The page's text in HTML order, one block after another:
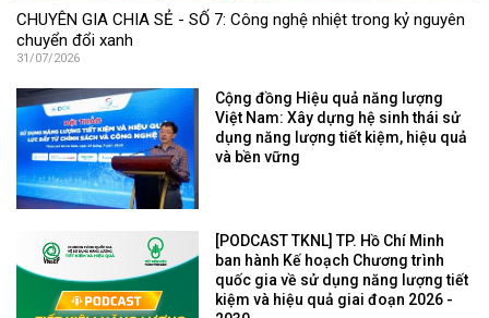
CHUYÊN GIA CHIA SẺ - SỐ 7: Công nghệ nhiệt trong kỷ nguyên
chuyển đổi xanh
31/07/2026
Cộng đồng Hiệu quả năng lượng
Việt Nam: Xây dựng hệ sinh thái sử
dụng năng lượng tiết kiệm, hiệu quả
và bền vững
[PODCAST TKNL] TP. Hồ Chí Minh
ban hành Kế hoạch Chương trình
quốc gia về sử dụng năng lượng tiết
kiệm và hiệu quả giai đoạn 2026 -